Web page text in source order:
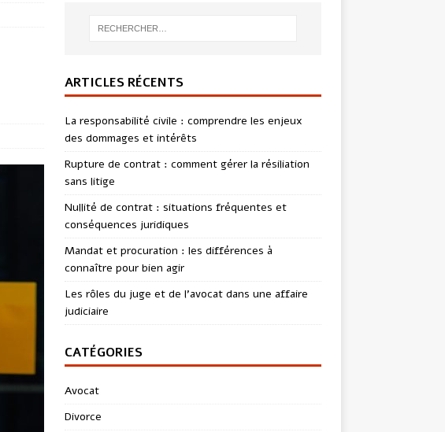
ARTICLES RÉCENTS
La responsabilité civile : comprendre les enjeux
des dommages et intérêts
Rupture de contrat : comment gérer la résiliation
sans litige
Nullité de contrat : situations fréquentes et
conséquences juridiques
Mandat et procuration : les différences à
connaître pour bien agir
Les rôles du juge et de l’avocat dans une affaire
judiciaire
CATÉGORIES
Avocat
Divorce